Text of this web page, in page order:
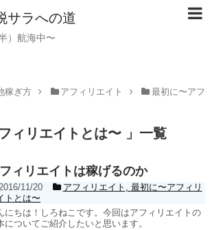
サラへの道
）航海中〜
稼ぎ方 アフィリエイト
最初に〜アフ
ィリエイトとは〜 」一覧
ィリエイトは稼げるのか
11/20 アフィリエイト , 最初に〜アフィリ
トとは〜
にちは！しろねこです。今回はアフィリエイトの
についてご紹介したいと思います。